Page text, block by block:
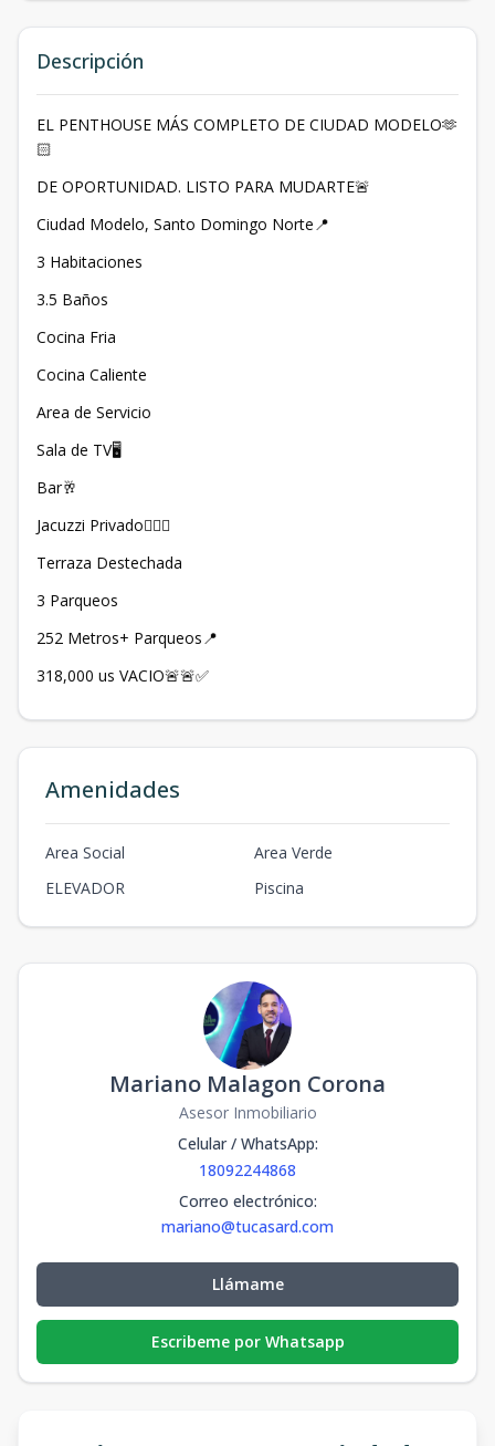
Descripción
EL PENTHOUSE MÁS COMPLETO DE CIUDAD MODELO🫶
🏻
DE OPORTUNIDAD. LISTO PARA MUDARTE🚨
Ciudad Modelo, Santo Domingo Norte📍
3 Habitaciones
3.5 Baños
Cocina Fria
Cocina Caliente
Area de Servicio
Sala de TV🖥️
Bar🥂
Jacuzzi Privado🏊🏻‍♂️
Terraza Destechada
3 Parqueos
252 Metros+ Parqueos📍
318,000 us VACIO🚨🚨✅
Amenidades
Area Social
Area Verde
ELEVADOR
Piscina
Mariano Malagon Corona
Asesor Inmobiliario
Celular / WhatsApp:
18092244868
Correo electrónico:
mariano@tucasard.com
Llámame
Escribeme por Whatsapp